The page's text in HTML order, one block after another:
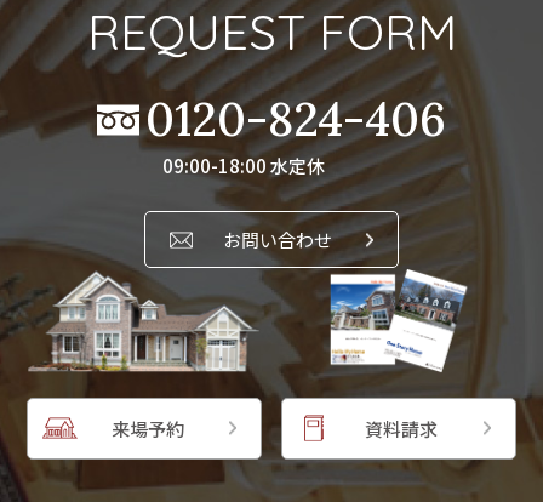
REQUEST FORM
0120-824-406
09:00-18:00 水定休
お問い合わせ
来場予約 資料請求